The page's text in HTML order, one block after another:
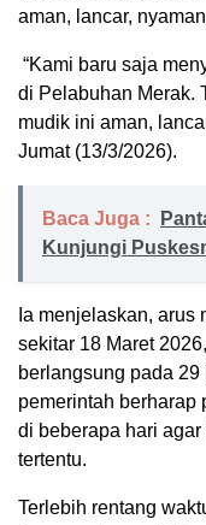
aman, lancar,
“Kami baru saja
di Pelabuhan Merak.
mudik ini aman,
Jumat (13/3/2026).
Baca Juga :
Kunjungi
Ia menjelaskan, arus
sekitar 18 Maret
berlangsung pada
pemerintah berharap
di beberapa hari
tertentu.
Terlebih rentang